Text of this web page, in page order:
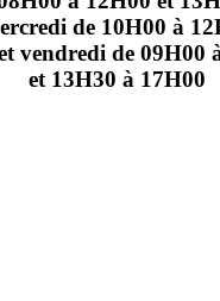
de 10H00 à
vendredi de 09H00
et 13H30 à 17H00